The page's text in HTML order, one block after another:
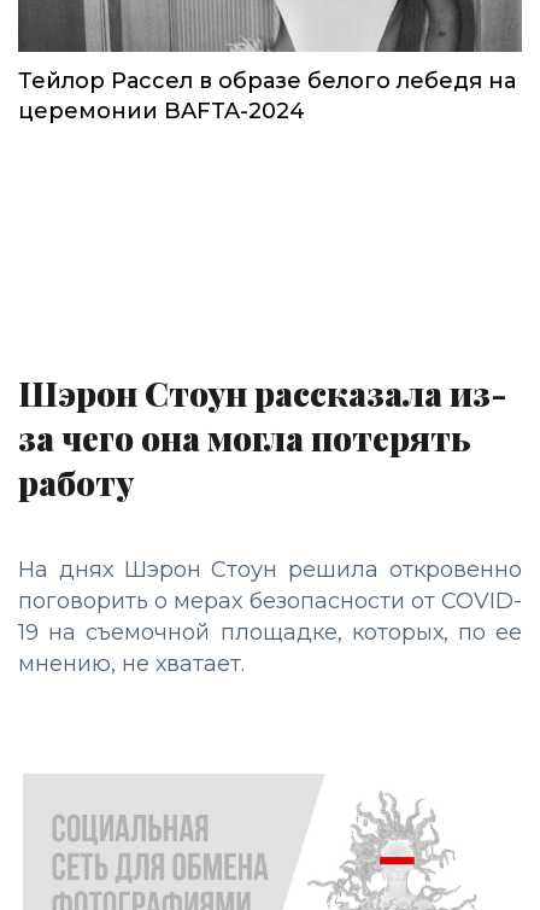
Тейлор Рассел в образе белого лебедя на
церемонии BAFTA-2024
Шэрон Стоун рассказала из-
за чего она могла потерять
работу
На днях Шэрон Стоун решила откровенно
поговорить о мерах безопасности от COVID-
19 на съемочной площадке, которых, по ее
мнению, не хватает.